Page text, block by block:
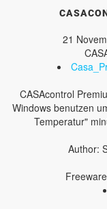
21
CASAcontrol
Windows benutzen
Temperatur"
Author: